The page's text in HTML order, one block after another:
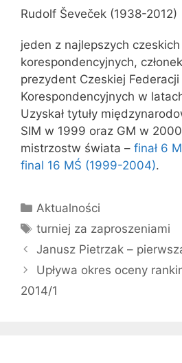
Rudolf Ševeček (1938-2012)
jeden z najlepszych
korespondencyjnych,
prezydent Czeskiej
Korespondencyjnych w
Uzyskał tytuły
SIM w 1999 oraz GM w
mistrzostw świata – finał 6
final 16 MŚ (1999-2004).
Kategorie
Aktualności
Tagi
turniej za zaproszeniami
Janusz Pietrzak –
Upływa okres oceny
2014/1